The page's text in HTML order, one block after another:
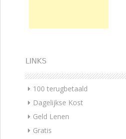
LINKS
100 terugbetaald
Dagelijkse Kost
Geld Lenen
Gratis